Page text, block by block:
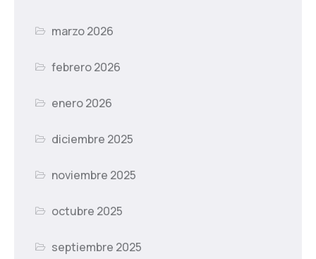
marzo 2026
febrero 2026
enero 2026
diciembre 2025
noviembre 2025
octubre 2025
septiembre 2025